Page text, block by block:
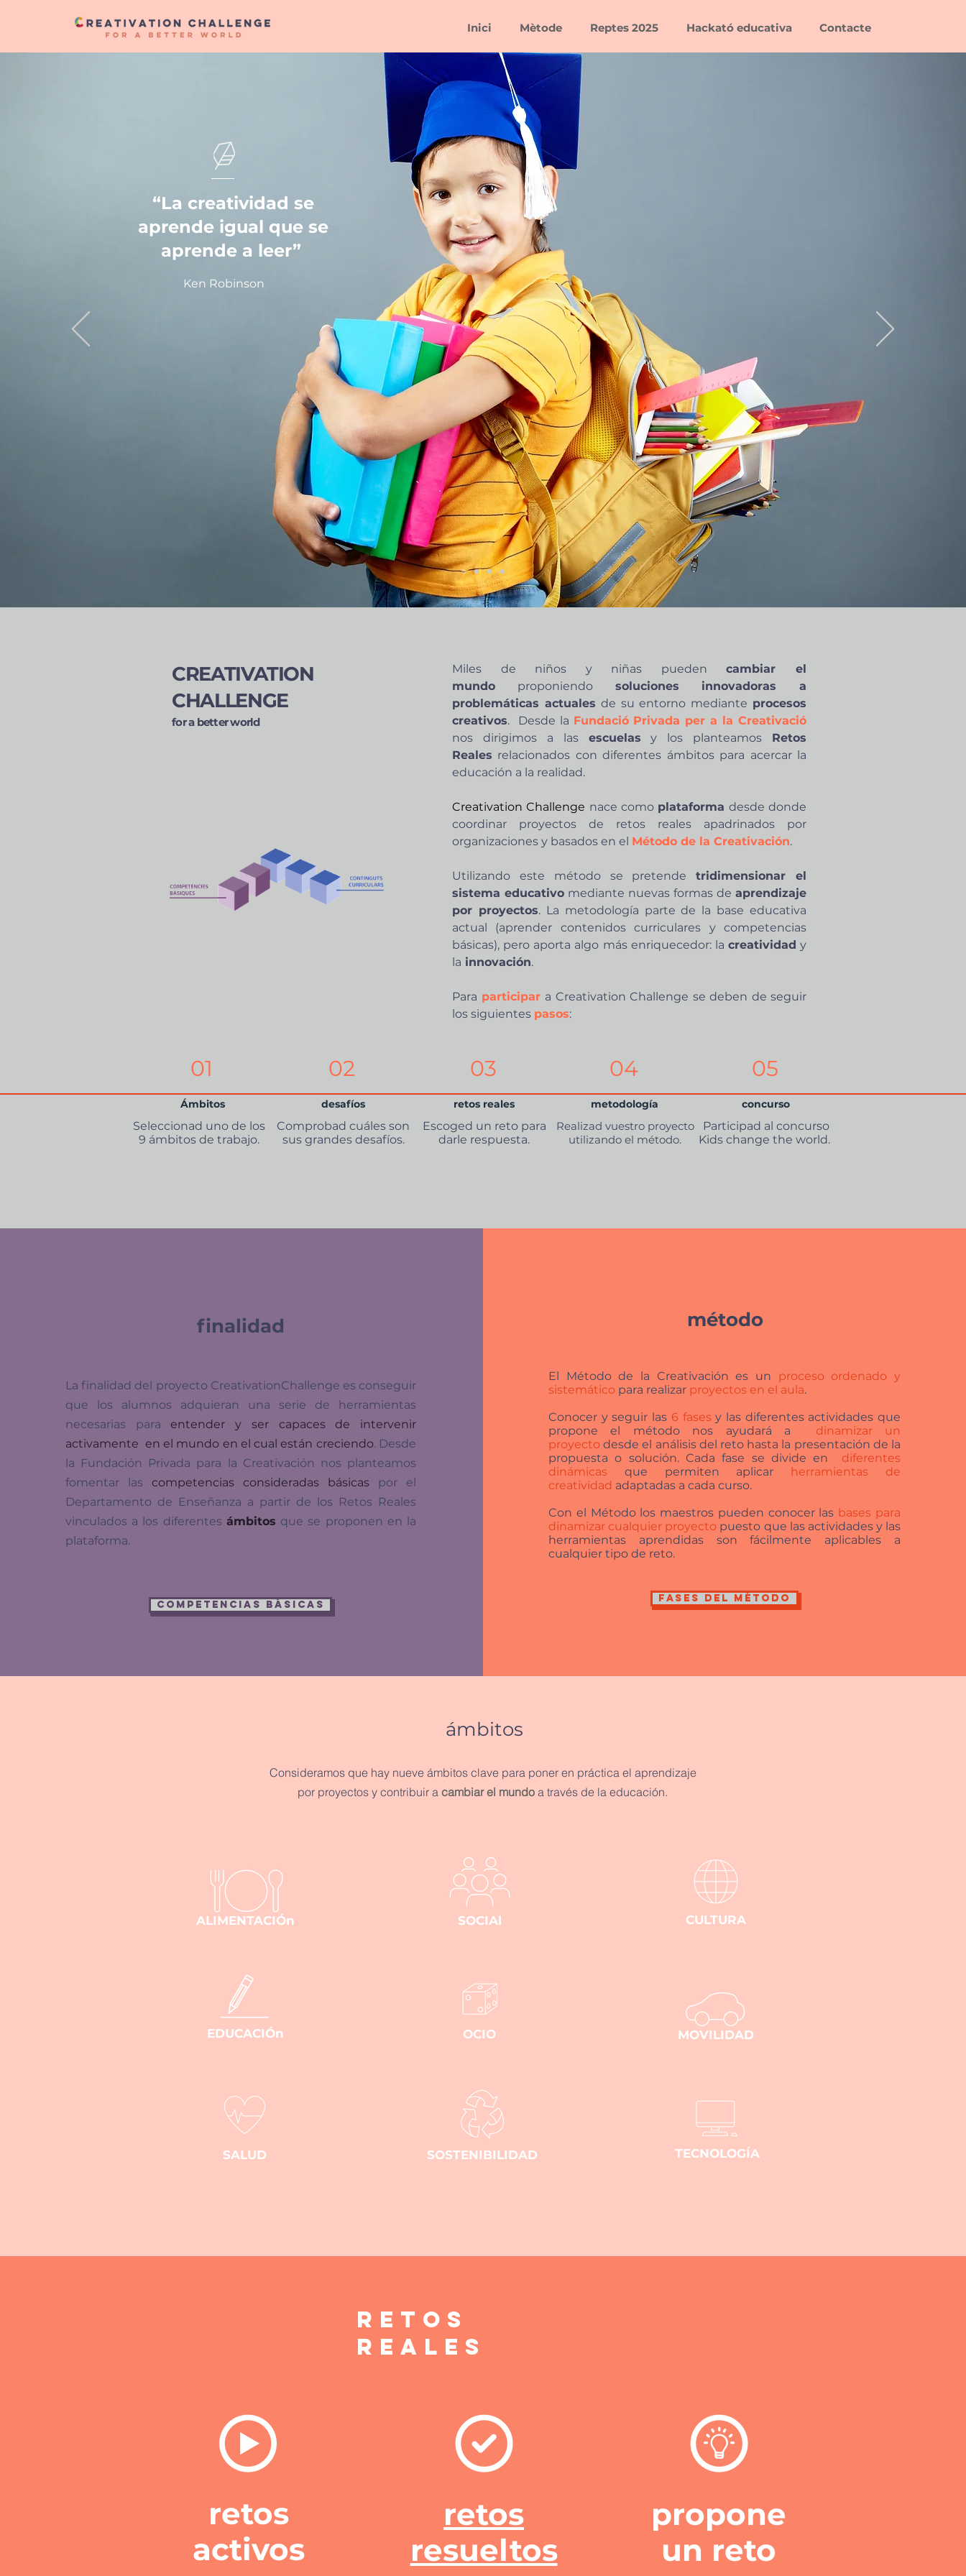
Inici Mètode Reptes 2025 Hackató educativa Contacte
“La creatividad se
aprende igual que se
aprende a leer”
Ken Robinson
CREATIVATION
CHALLENGE
for a better world
Miles de niños y niñas puedencambiar el
mundo proponiendo soluciones innovadoras a
problemáticas actuales de su entorno mediante procesos
creativos. Desde la Fundació Privada per a la Creativació
nos dirigimos a las escuelas y los planteamos Retos
Reales relacionados con diferentes ámbitos para acercar la
educación a la realidad.
Creativation Challenge nace como plataforma desde donde
coordinar proyectos de retos reales apadrinados por
organizaciones y basados en el Método de la Creativación.
Utilizando este método se pretendetridimensionar el
sistema educativo mediante nuevas formas de aprendizaje
por proyectos. La metodología parte de la base educativa
actual (aprender contenidos curriculares y competencias
básicas), pero aporta algo más enriquecedor: la creatividad y
la innovación.
Para participar a Creativation Challenge se deben de seguir
los siguientes pasos:
01
Ámbitos
Seleccionad uno de los
9 ámbitos de trabajo.
02
desafíos
Comprobad cuáles son
sus grandes desafíos.
03
retos reales
Escoged un reto para
darle respuesta.
04
metodología
Realizad vuestro proyecto
utilizando el método.
05
concurso
Participad al concurso
Kids change the world.
finalidad
La finalidad del proyecto CreativationChallenge es conseguir
que los alumnos adquieran una serie de herramientas
necesarias para entender y ser capaces de intervenir
activamente en el mundo en el cual están creciendo. Desde
la Fundación Privada para la Creativación nos planteamos
fomentar las competencias consideradas básicas por el
Departamento de Enseñanza a partir de los Retos Reales
vinculados a los diferentes ámbitos que se proponen en la
plataforma.
Competencias básicas
método
El Método de la Creativación es un proceso ordenado y
sistemático para realizar proyectos en el aula.
Conocer y seguir las 6 fasesy las diferentes actividades que
propone el método nos ayudará a
dinamizar un
proyectodesde el análisis del reto hasta la presentación de la
propuesta o solución. Cada fase se divide en diferentes
dinámicas
que permiten aplicar herramientas de
creatividad adaptadas a cada curso.
Con el Método los maestros pueden conocer las bases para
dinamizar cualquier proyecto puesto que las actividades y las
herramientas aprendidas son fácilmente aplicables a
cualquier tipo de reto.
FASES DEL MÉTODO
ámbitos
Consideramos que hay nueve ámbitos clave para poner en práctica el aprendizaje
por proyectos y contribuir a cambiar el mundo a través de la educación.
CULTURA
ALIMENTACIÓn SOCIAl
MOVILIDAD
SALUD TECNOLOGÍA
SOSTENIBILIDAD
EDUCACIÓn OCIO
retos
activos
retos
resueltos
propone
un reto
RETOS
REALES